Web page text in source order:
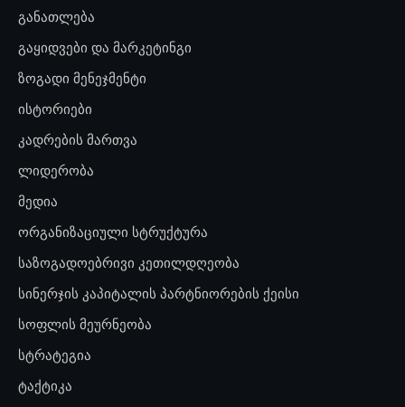
განათლება
გაყიდვები და მარკეტინგი
ზოგადი მენეჯმენტი
ისტორიები
კადრების მართვა
ლიდერობა
მედია
ორგანიზაციული სტრუქტურა
საზოგადოებრივი კეთილდღეობა
სინერჯის კაპიტალის პარტნიორების ქეისი
სოფლის მეურნეობა
სტრატეგია
ტაქტიკა